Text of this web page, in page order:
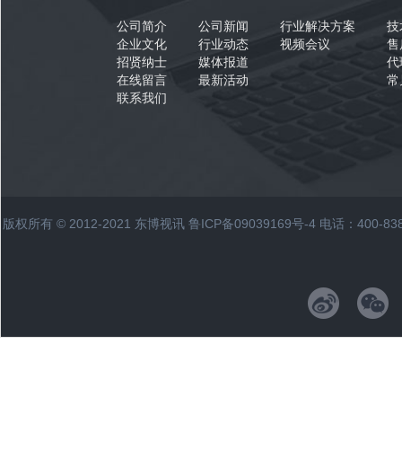
公司简介
企业文化
招贤纳士
在线留言
联系我们
公司新闻
行业动态
媒体报道
最新活动
行业解决方案
视频会议
技
售
代
常
版权所有 © 2012-2021 东博视讯 鲁ICP备09039169号-4电话：400-